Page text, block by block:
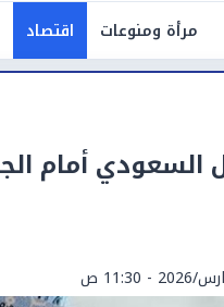
مرأة ومنوعات اقتصاد